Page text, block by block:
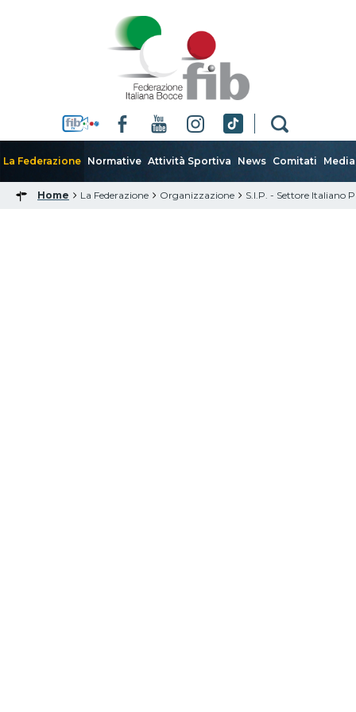
La Federazione Normative Attività Sportiva News Comitati Media
Home La Federazione Organizzazione S.I.P. - Settore Italiano